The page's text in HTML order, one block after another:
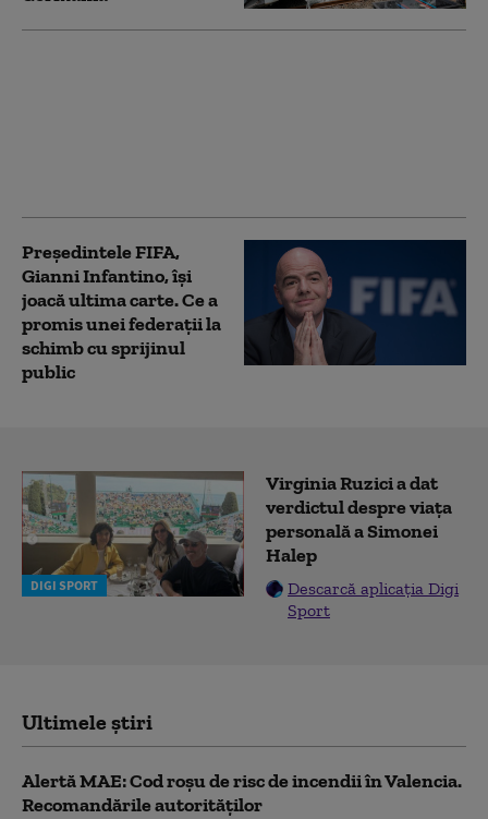
Președintele FIFA,
Gianni Infantino, îşi
joacă ultima carte. Ce a
promis unei federații la
schimb cu sprijinul
public
DIGI SPORT
Virginia Ruzici a dat
verdictul despre viața
personală a Simonei
Halep
Descarcă aplicația Digi
Sport
Ultimele știri
Alertă MAE: Cod roșu de risc de incendii în Valencia.
Recomandările autorităților